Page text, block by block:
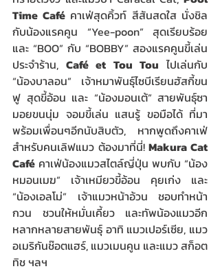
Time Café คาเฟ่สุดคิ้วท์ สีสันสดใส นั่งชิล
กับน้องแรคคูน “Yee-poon” สุดเรียบร้อย
และ “BOO” กับ “BOBBY” สองแรคคูนขี้เล่น
ประจำร้าน, Café et Tou Tou ไปเล่นกับ
“น้องบาลอน” เจ้าหมาพันธุ์ไซบีเรียนฮัสกี้ขน
ฟู สุดขี้อ้อน และ “น้องมอนเต้” สายพันธุ์ซา
มอยขนนุ่ม จอมขี้เล่น แสนรู้ ขอมือได้ ที่มา
พร้อมเพื่อนๆอีกนับสิบตัว, หากพูดถึงคาเฟ่
สำหรับคนเลิฟแมว ต้องมาที่นี่! Makura Cat
Café คาเฟ่น้องแมวสไตล์ญี่ปุ่น พบกับ “น้อง
หมอนเมฆ” เจ้าเหมียวขี้อ้อน คุยเก่ง และ
“น้องเอลโม่” เจ้าแมวหน้าอ้วน ชอบทำหน้า
กวน ชวนให้หมั่นเคี้ยว และทัพน้องแมวอีก
หลากหลายสายพันธุ์ อาทิ แมวเปอร์เซีย, แมว
อเมริกันช๊อตแฮร์, แมวเมนคูน และแมว สก็อต
ทิช ฯลฯ